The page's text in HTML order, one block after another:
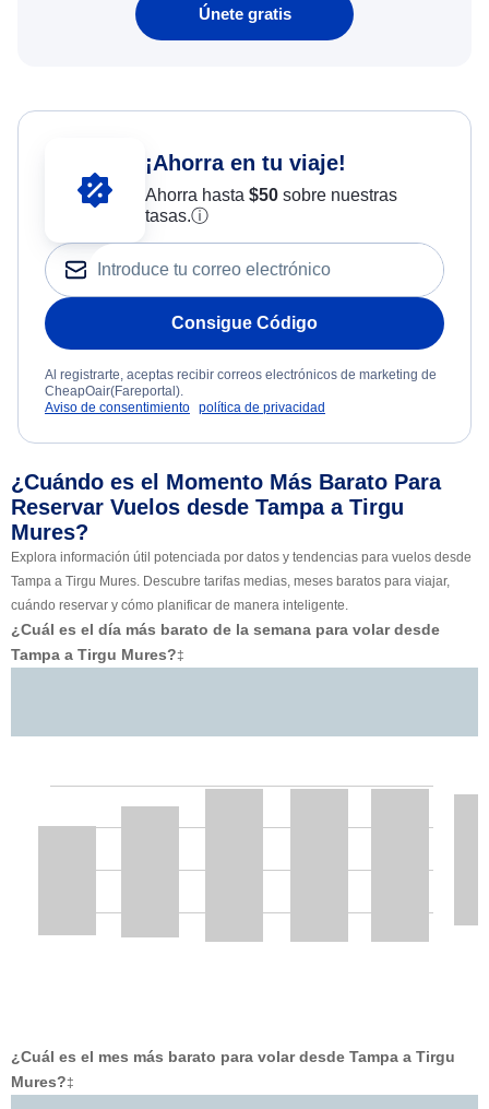
Únete gratis
¡Ahorra en tu viaje!
Ahorra hasta $50sobre nuestras
tasas.ⓘ
Consigue Código
Al registrarte, aceptas recibir correos electrónicos de marketing de
CheapOair(Fareportal).
Aviso de consentimiento política de privacidad
¿Cuándo es el Momento Más Barato Para
Reservar Vuelos desde Tampa a Tirgu
Mures?
Explora información útil potenciada por datos y tendencias para vuelos desde
Tampa a Tirgu Mures. Descubre tarifas medias, meses baratos para viajar,
cuándo reservar y cómo planificar de manera inteligente.
¿Cuál es el día más barato de la semana para volar desde
Tampa a Tirgu Mures?‡
¿Cuál es el mes más barato para volar desde Tampa a Tirgu
Mures?‡